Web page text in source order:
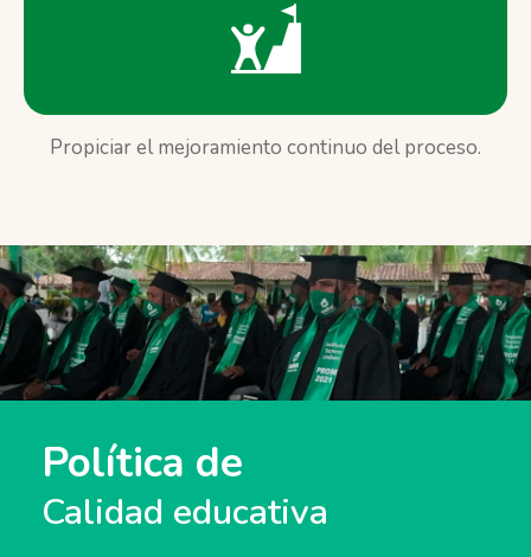
Propiciar el mejoramiento continuo del proceso.
Política de
Calidad educativa